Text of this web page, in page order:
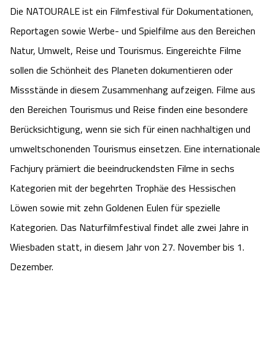
Die NATOURALE ist ein Filmfestival für Dokumentationen,
Reportagen sowie Werbe- und Spielfilme aus den Bereichen
Natur, Umwelt, Reise und Tourismus. Eingereichte Filme
sollen die Schönheit des Planeten dokumentieren oder
Missstände in diesem Zusammenhang aufzeigen. Filme aus
den Bereichen Tourismus und Reise finden eine besondere
Berücksichtigung, wenn sie sich für einen nachhaltigen und
umweltschonenden Tourismus einsetzen. Eine internationale
Fachjury prämiert die beeindruckendsten Filme in sechs
Kategorien mit der begehrten Trophäe des Hessischen
Löwen sowie mit zehn Goldenen Eulen für spezielle
Kategorien. Das Naturfilmfestival findet alle zwei Jahre in
Wiesbaden statt, in diesem Jahr von 27. November bis 1.
Dezember.